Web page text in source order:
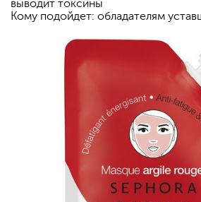
выводит токсины
Кому подойдет: обладателям